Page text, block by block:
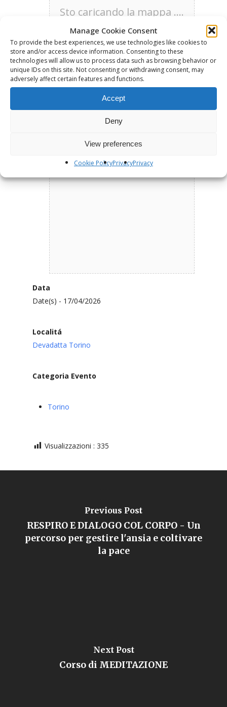
Manage Cookie Consent
To provide the best experiences, we use technologies like cookies to
store and/or access device information. Consenting to these
technologies will allow us to process data such as browsing behavior or
unique IDs on this site. Not consenting or withdrawing consent, may
adversely affect certain features and functions.
Accept
Deny
View preferences
Cookie PolicyPrivacyPrivacy
Sto caricando la mappa ....
Data
Date(s) - 17/04/2026
Localitá
Devadatta Torino
Categoria Evento
Torino
Visualizzazioni : 335
Previous Post
RESPIRO E DIALOGO COL CORPO - Un
percorso per gestire l'ansia e coltivare
la pace
Next Post
Corso di MEDITAZIONE